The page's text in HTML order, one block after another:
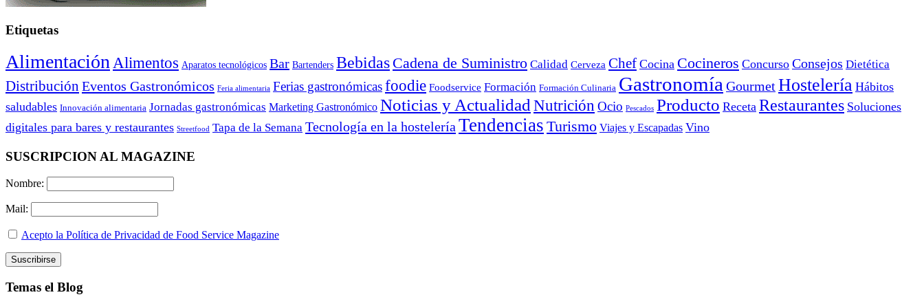
Etiquetas
Alimentación Alimentos Aparatos tecnológicos Bar Bartenders Bebidas Cadena de Suministro Calidad Cerveza Chef Cocina Cocineros Concurso Consejos Dietética
Distribución Eventos Gastronómicos Feria alimentaria Ferias gastronómicasfoodie Foodservice Formación Formación Culinaria Gastronomía GourmetHostelería Hábitos
saludables Innovación alimentaria Jornadas gastronómicas Marketing Gastronómico Noticias y Actualidad Nutrición Ocio Pescados Producto Receta Restaurantes Soluciones
digitales para bares y restaurantes Streetfood Tapa de la Semana Tecnología en la hostelería Tendencias Turismo Viajes y Escapadas Vino
SUSCRIPCION AL MAGAZINE
Nombre:
Mail:
Acepto la Política de Privacidad de Food Service Magazine
Temas el Blog